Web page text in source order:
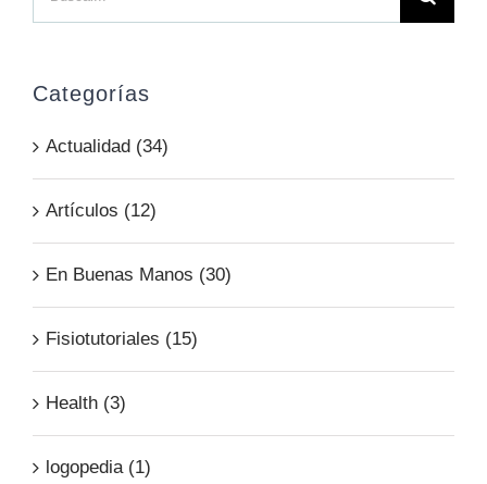
Categorías
Actualidad (34)
Artículos (12)
En Buenas Manos (30)
Fisiotutoriales (15)
Health (3)
logopedia (1)